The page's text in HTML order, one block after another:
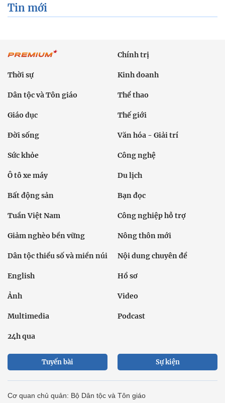
Tin mới
Chính trị
Thời sự Kinh doanh
Dân tộc và Tôn giáo Thể thao
Giáo dục Thế giới
Đời sống Văn hóa - Giải trí
Sức khỏe Công nghệ
Ô tô xe máy Du lịch
Bất động sản Bạn đọc
Tuần Việt Nam Công nghiệp hỗ trợ
Giảm nghèo bền vững Nông thôn mới
Dân tộc thiểu số và miền núi Nội dung chuyên đề
English Hồ sơ
Ảnh Video
Multimedia Podcast
24h qua
Tuyến bài Sự kiện
Cơ quan chủ quản: Bộ Dân tộc và Tôn giáo